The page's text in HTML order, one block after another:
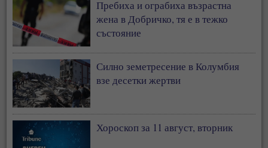
Пребиха и ограбиха възрастна
жена в Добричко, тя е в тежко
състояние
Силно земетресение в Колумбия
взе десетки жертви
Хороскоп за 11 август, вторник